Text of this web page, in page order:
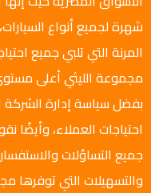
شهرة لجميع أنواع
المرنة التي تلبي جميع
بفضل سياسة إدارة الشركة
احتياجات العملاء، وأيضًا
جميع التساؤلات
والتسهيلات التي توفرها